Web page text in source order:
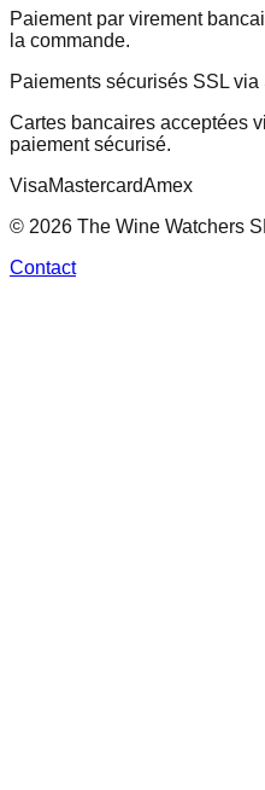
Paiement par virement
la commande.
Paiements sécurisés SSL via
Cartes bancaires acceptées
paiement sécurisé.
VisaMastercardAmex
© 2026 The Wine Watchers
Contact